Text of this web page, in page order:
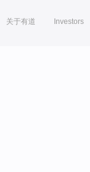
关于有道 Investors